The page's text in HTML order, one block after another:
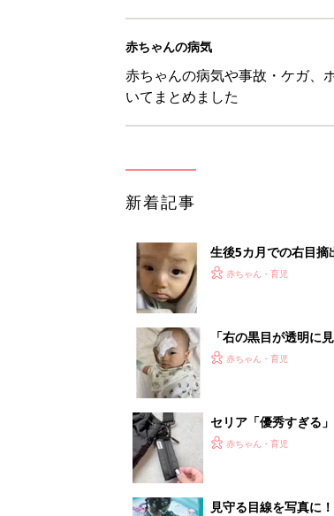
赤ちゃんの病気
赤ちゃんの病気や事故・ケガ、
いてまとめました
新着記事
生後5カ月での右目摘
の生活【網膜芽細胞腫
赤ちゃん・育児
「右の黒目が透明に
芽細胞腫】
赤ちゃん・育児
セリア「優秀すぎる
赤ちゃん・育児
見守る目線を写真に